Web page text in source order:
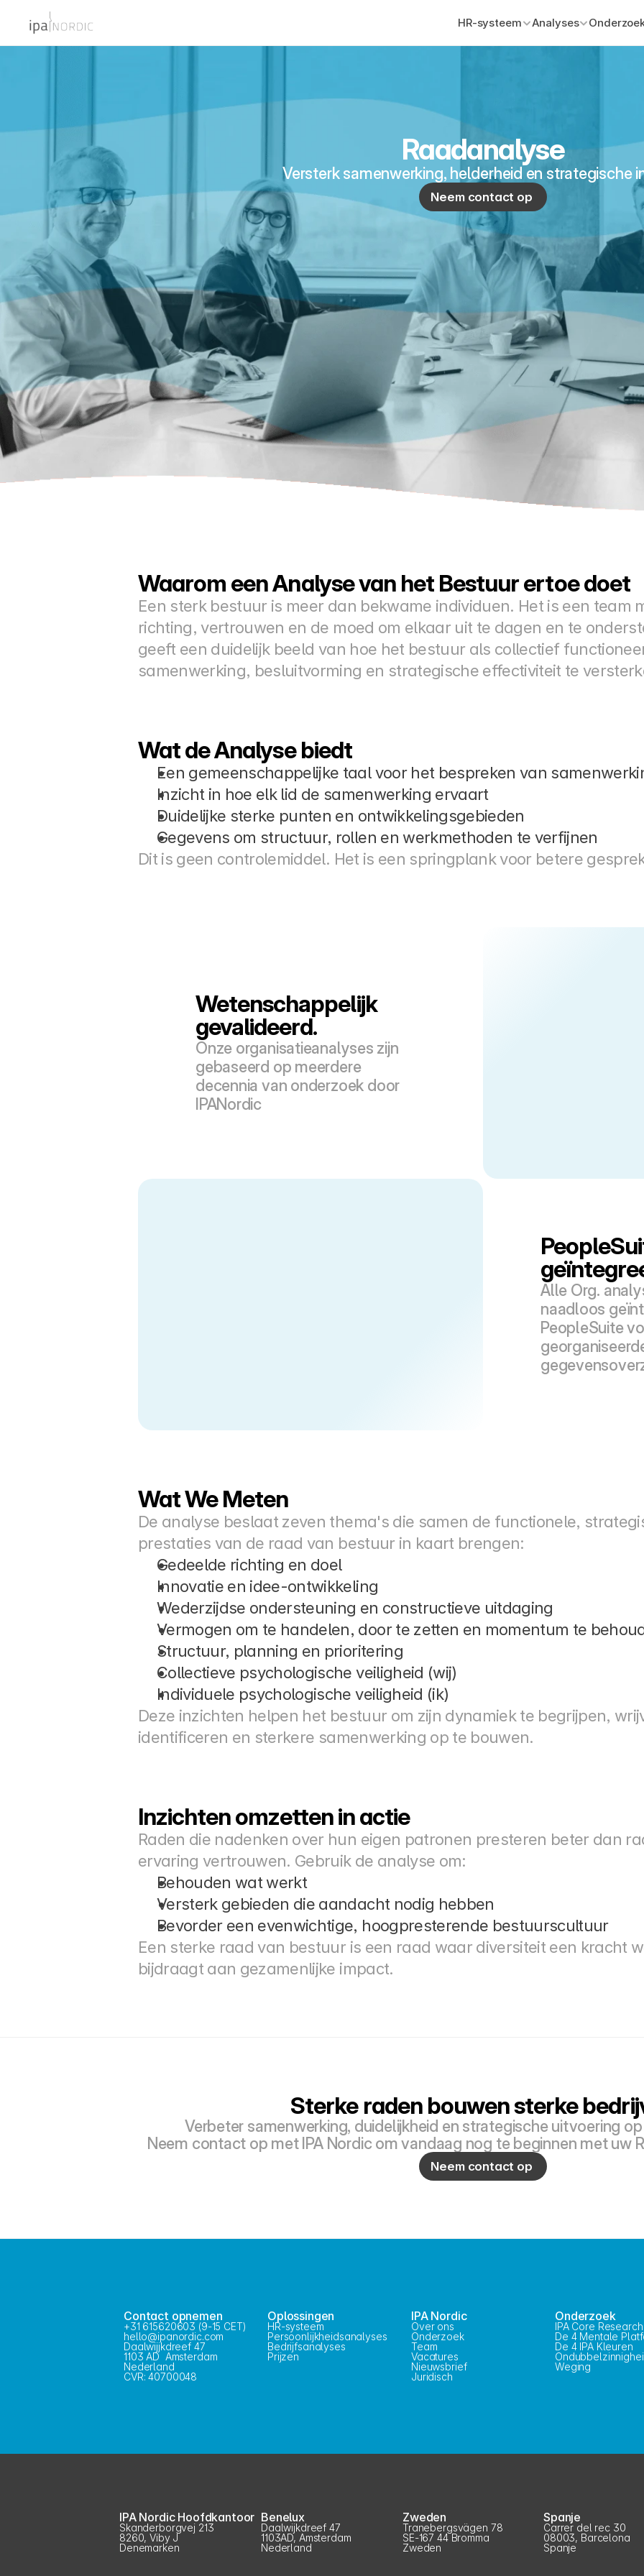
HR-systeem Analyses
Raadanalyse
Versterk samenwerking, helderheid en strategische
Neem contact op
Waarom een Analyse van het Bestuur ertoe doet
Een sterk bestuur is meer dan bekwame individuen. Het is een team
richting, vertrouwen en de moed om elkaar uit te dagen en te
geeft een duidelijk beeld van hoe het bestuur als collectief
samenwerking, besluitvorming en strategische effectiviteit te
Wat de Analyse biedt
Een gemeenschappelijke taal voor het bespreken van
Inzicht in hoe elk lid de samenwerking ervaart
Duidelijke sterke punten en ontwikkelingsgebieden
Gegevens om structuur, rollen en werkmethoden te verfijnen
Dit is geen controlemiddel. Het is een springplank voor betere
Wetenschappelijk
gevalideerd.
Onze organisatieanalyses zijn
gebaseerd op meerdere
decennia van onderzoek door
IPANordic
Alle Org.
naadloos
PeopleSuite
Wat We Meten
De analyse beslaat zeven thema's die samen de functionele,
prestaties van de raad van bestuur in kaart brengen:
Gedeelde richting en doel
Innovatie en idee-ontwikkeling
Wederzijdse ondersteuning en constructieve uitdaging
Vermogen om te handelen, door te zetten en momentum te
Structuur, planning en prioritering
Collectieve psychologische veiligheid (wij)
Individuele psychologische veiligheid (ik)
Deze inzichten helpen het bestuur om zijn dynamiek te begrijpen,
identificeren en sterkere samenwerking op te bouwen.
Inzichten omzetten in actie
Raden die nadenken over hun eigen patronen presteren beter dan
ervaring vertrouwen. Gebruik de analyse om:
Behouden wat werkt
Versterk gebieden die aandacht nodig hebben
Bevorder een evenwichtige, hoogpresterende bestuurscultuur
Een sterke raad van bestuur is een raad waar diversiteit een kracht
bijdraagt aan gezamenlijke impact.
Sterke raden bouwen sterke
Verbeter samenwerking, duidelijkheid en strategische uitvoering
Neem contact op met IPA Nordic om vandaag nog te beginnen met uw
Neem contact op
Contact opnemen
+31 615620603 (9-15 CET)
hello@ipanordic.com
Daalwijjkdreef 47
1103 AD  Amsterdam
Nederland
CVR: 40700048
Oplossingen
HR-systeem
Persoonlijkheidsanalyses
Bedrijfsanalyses
Prijzen
IPA Nordic
Over ons
Onderzoek
Team
Vacatures
Nieuwsbrief
Juridisch
Onderzoek
IPA Core Research
De 4 Mentale
De 4 IPA Kleuren
Weging
IPA Nordic Hoofdkantoor
Skanderborgvej 213
8260, Viby J
Denemarken
Benelux
Daalwijkdreef 47
1103AD, Amsterdam
Nederland
Zweden
Tranebergsvägen 78
SE-167 44 Bromma
Zweden
Spanje
Carrer del rec 30
08003, Barcelona
Spanje